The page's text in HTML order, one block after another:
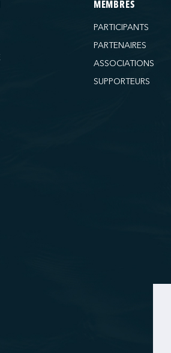
MEMBRES
PARTICIPANTS
PARTENAIRES
ASSOCIATIONS
SUPPORTEURS